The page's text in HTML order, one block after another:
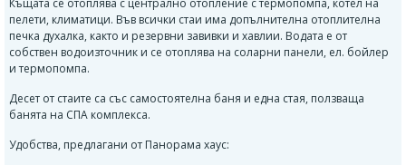
пелети, климатици. Във всички стаи има допълнителна отоплителна
печка духалка, както и резервни завивки и хавлии. Водата е от
собствен водоизточник и се отоплява на соларни панели, ел. бойлер
и термопомпа.
Десет от стаите са със самостоятелна баня и една стая, ползваща
банята на СПА комплекса.
Удобства, предлагани от Панорама хаус: